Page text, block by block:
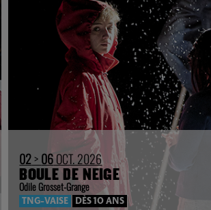
02>06OCT. 2026
BOULE DE NEIGE
Odile Grosset-Grange
TNG-VAISE DÈS 10 ANS